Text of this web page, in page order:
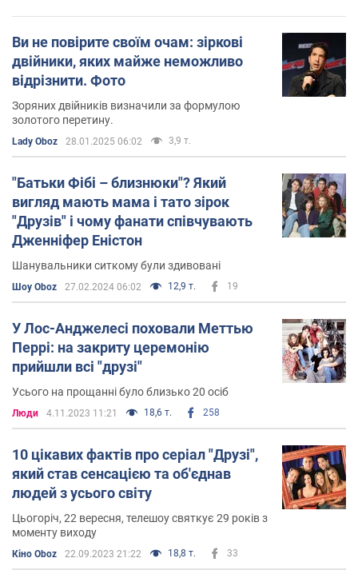
Ви не повірите своїм очам: зіркові
двійники, яких майже неможливо
відрізнити. Фото
Зоряних двійників визначили за формулою
золотого перетину.
Lady Oboz 28.01.2025 06:02 3,9 т.
"Батьки Фібі – близнюки"? Який
вигляд мають мама і тато зірок
"Друзів" і чому фанати співчувають
Дженніфер Еністон
Шанувальники ситкому були здивовані
Шоу Oboz 27.02.2024 06:02 12,9 т. 19
У Лос-Анджелесі поховали Меттью
Перрі: на закриту церемонію
прийшли всі "друзі"
Усього на прощанні було близько 20 осіб
Люди 4.11.2023 11:21 18,6 т. 258
10 цікавих фактів про серіал "Друзі",
який став сенсацією та об'єднав
людей з усього світу
Цьогоріч, 22 вересня, телешоу святкує 29 років з
моменту виходу
Кіно Oboz 22.09.2023 21:22 18,8 т. 33